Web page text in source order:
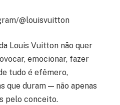
@louisvuitton
Louis Vuitton não quer
emocionar, fazer
tudo é efêmero,
que duram — não apenas
pelo conceito.